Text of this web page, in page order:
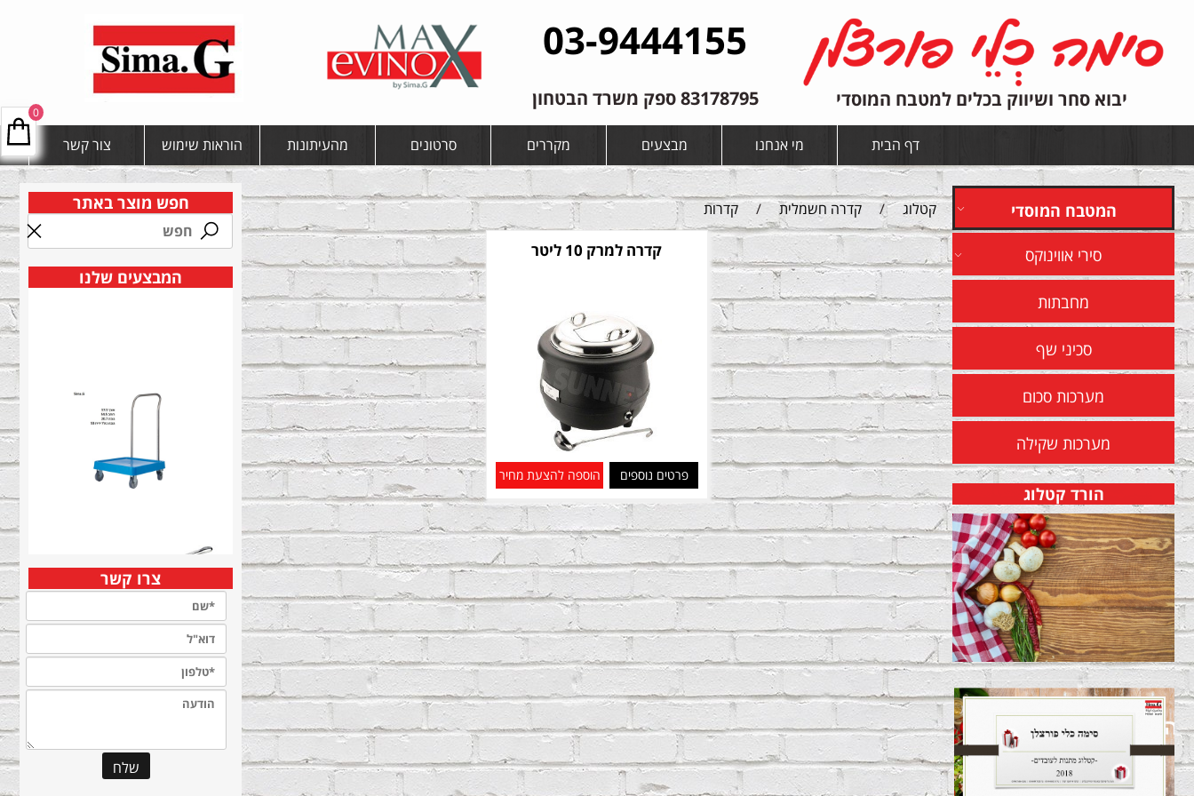
יבוא סחר ושיווק בכלים למטבח המוסדי
03-9444155
83178795 ספק משרד הבטחון
דף הבית מי אנחנו מבצעים מקררים סרטונים מהעיתונות הוראות שימוש צור קשר
המטבח המוסדי
סירי אווינוקס
מחבתות
סכיני שף
מערכות סכום
מערכות שקילה
הורד קטלוג
קטלוג / קדרה חשמלית / קדרות
0
קדרה למרק 10 ליטר
פרטים נוספים הוספה להצעת מחיר
חפש מוצר באתר
המבצעים שלנו
צרו קשר